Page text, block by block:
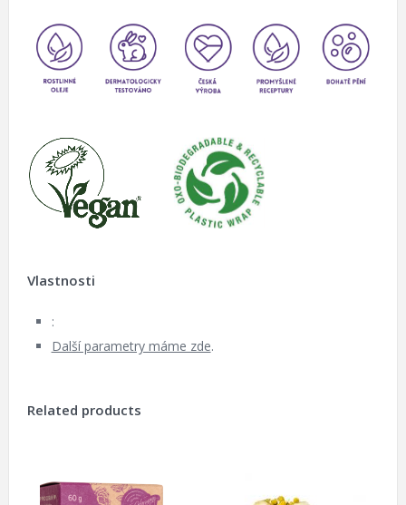
Vlastnosti
:
Další parametry máme zde.
Related products